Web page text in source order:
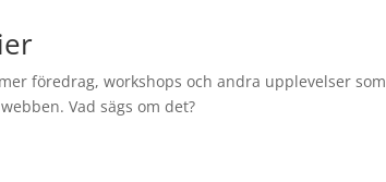
föredrag, workshops och andra upplevelser som
Vad sägs om det?